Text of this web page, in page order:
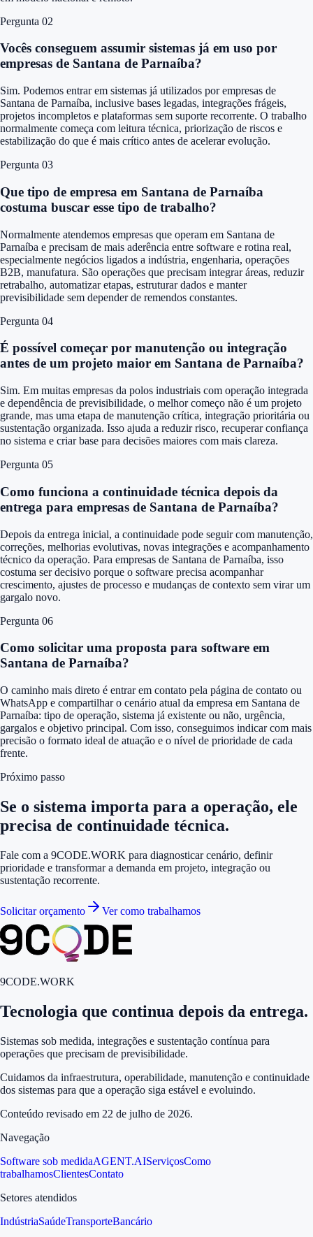
Pergunta 02
Vocês conseguem assumir sistemas já em uso por
empresas de Santana de Parnaíba?
Sim. Podemos entrar em sistemas já utilizados por empresas de
Santana de Parnaíba, inclusive bases legadas, integrações frágeis,
projetos incompletos e plataformas sem suporte recorrente. O trabalho
normalmente começa com leitura técnica, priorização de riscos e
estabilização do que é mais crítico antes de acelerar evolução.
Pergunta 03
Que tipo de empresa em Santana de Parnaíba
costuma buscar esse tipo de trabalho?
Normalmente atendemos empresas que operam em Santana de
Parnaíba e precisam de mais aderência entre software e rotina real,
especialmente negócios ligados a indústria, engenharia, operações
B2B, manufatura. São operações que precisam integrar áreas, reduzir
retrabalho, automatizar etapas, estruturar dados e manter
previsibilidade sem depender de remendos constantes.
Pergunta 04
É possível começar por manutenção ou integração
antes de um projeto maior em Santana de Parnaíba?
Sim. Em muitas empresas da polos industriais com operação integrada
e dependência de previsibilidade, o melhor começo não é um projeto
grande, mas uma etapa de manutenção crítica, integração prioritária ou
sustentação organizada. Isso ajuda a reduzir risco, recuperar confiança
no sistema e criar base para decisões maiores com mais clareza.
Pergunta 05
Como funciona a continuidade técnica depois da
entrega para empresas de Santana de Parnaíba?
Depois da entrega inicial, a continuidade pode seguir com manutenção,
correções, melhorias evolutivas, novas integrações e acompanhamento
técnico da operação. Para empresas de Santana de Parnaíba, isso
costuma ser decisivo porque o software precisa acompanhar
crescimento, ajustes de processo e mudanças de contexto sem virar um
gargalo novo.
Pergunta 06
Como solicitar uma proposta para software em
Santana de Parnaíba?
O caminho mais direto é entrar em contato pela página de contato ou
WhatsApp e compartilhar o cenário atual da empresa em Santana de
Parnaíba: tipo de operação, sistema já existente ou não, urgência,
gargalos e objetivo principal. Com isso, conseguimos indicar com mais
precisão o formato ideal de atuação e o nível de prioridade de cada
frente.
Próximo passo
Se o sistema importa para a operação, ele
precisa de continuidade técnica.
Fale com a 9CODE.WORK para diagnosticar cenário, definir
prioridade e transformar a demanda em projeto, integração ou
sustentação recorrente.
Solicitar orçamento Ver como trabalhamos
9CODE.WORK
Tecnologia que continua depois da entrega.
Sistemas sob medida, integrações e sustentação contínua para
operações que precisam de previsibilidade.
Cuidamos da infraestrutura, operabilidade, manutenção e continuidade
dos sistemas para que a operação siga estável e evoluindo.
Conteúdo revisado em 22 de julho de 2026.
Navegação
Software sob medidaAGENT.AIServiçosComo
trabalhamosClientesContato
Setores atendidos
IndústriaSaúdeTransporteBancário